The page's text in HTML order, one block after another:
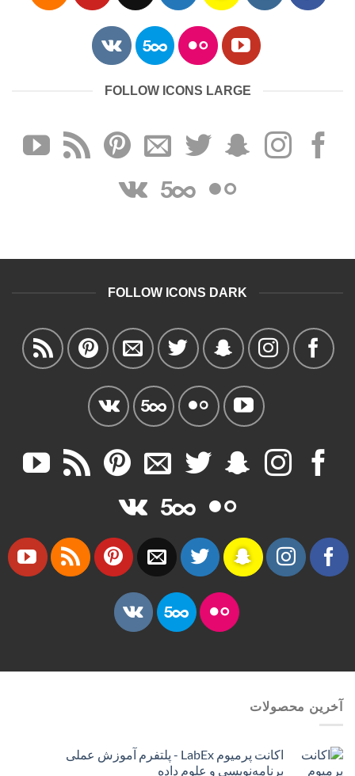
FOLLOW ICONS LARGE
FOLLOW ICONS DARK
آخرین محصولات
اکانت پرمیوم LabEx - پلتفرم آموزش عملی
برنامه‌نویسی و علوم داده